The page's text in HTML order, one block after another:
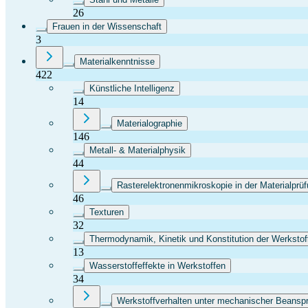
26
Frauen in der Wissenschaft
3
Materialkenntnisse
422
Künstliche Intelligenz
14
Materialographie
146
Metall- & Materialphysik
44
Rasterelektronenmikroskopie in der
46
Texturen
32
Thermodynamik, Kinetik und Konstitution der
13
Wasserstoffeffekte in Werkstoffen
34
Werkstoffverhalten unter mechanischer